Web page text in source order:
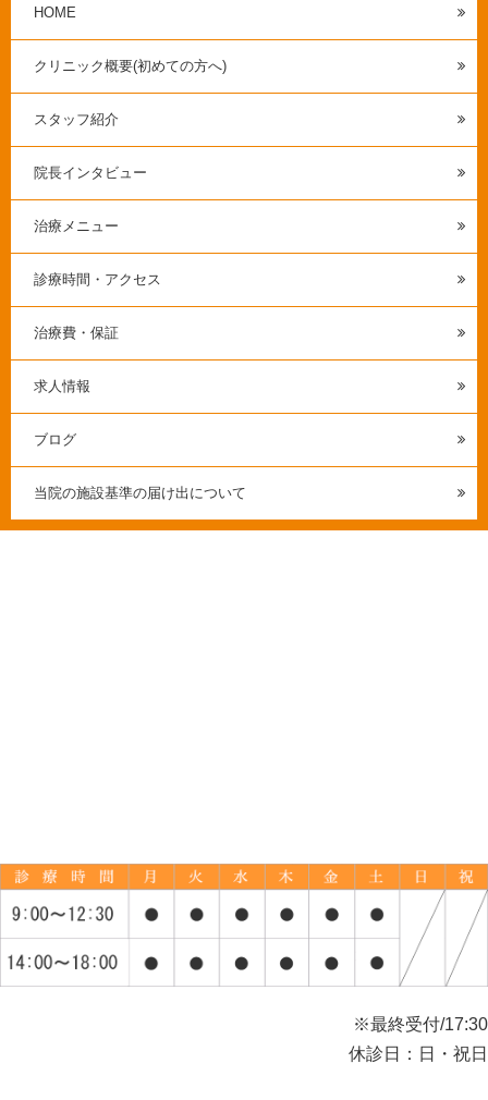
HOME
クリニック概要(初めての方へ)
スタッフ紹介
院長インタビュー
治療メニュー
診療時間・アクセス
治療費・保証
求人情報
ブログ
当院の施設基準の届け出について
※最終受付/17:30
休診日：日・祝日